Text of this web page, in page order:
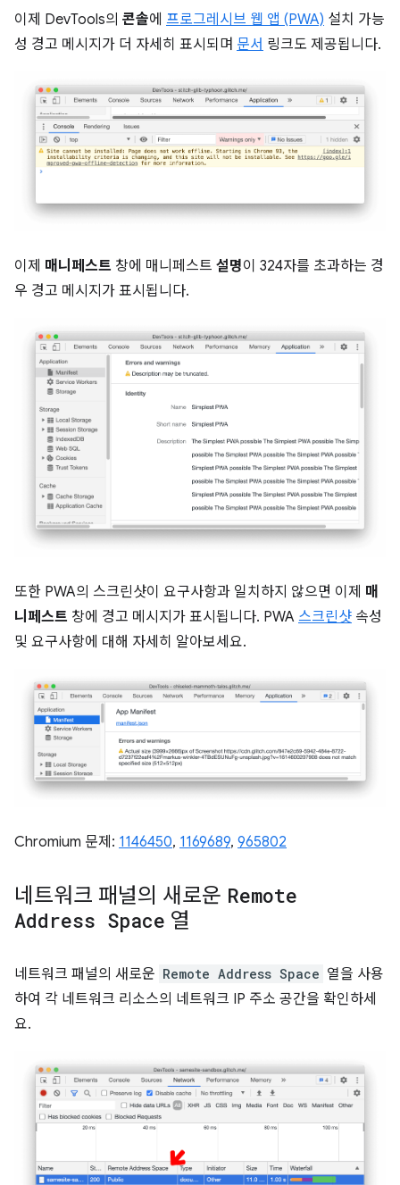
이제 DevTools의 콘솔에 프로그레시브 웹 앱 (PWA) 설치 가능
성 경고 메시지가 더 자세히 표시되며 문서 링크도 제공됩니다.
이제 매니페스트 창에 매니페스트 설명이 324자를 초과하는 경
우 경고 메시지가 표시됩니다.
또한 PWA의 스크린샷이 요구사항과 일치하지 않으면 이제 매
니페스트 창에 경고 메시지가 표시됩니다. PWA 스크린샷 속성
및 요구사항에 대해 자세히 알아보세요.
Chromium 문제: 1146450, 1169689, 965802
네트워크 패널의 새로운 Remote
Address Space 열
네트워크 패널의 새로운 Remote Address Space 열을 사용
하여 각 네트워크 리소스의 네트워크 IP 주소 공간을 확인하세
요.